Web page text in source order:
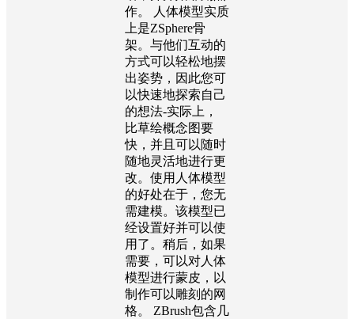
作。 人体模型实质
上是ZSphere骨
架。与他们互动的
方式可以轻松地摆
出姿势，因此您可
以快速地探索自己
的想法-实际上，
比草绘概念图要
快，并且可以随时
随地灵活地进行更
改。使用人体模型
的好处在于，您无
需建模。该模型已
经设置好并可以使
用了。稍后，如果
需要，可以对人体
模型进行蒙皮，以
制作可以雕刻的网
格。 ZBrush包含几